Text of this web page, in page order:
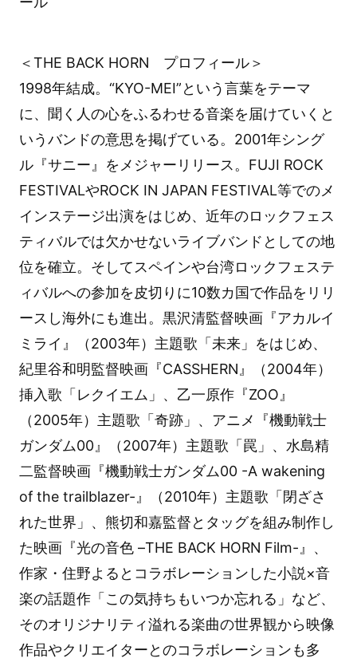
＜THE BACK HORN プロフィール＞
1998年結成。“KYO-MEI”という言葉をテーマ
に、聞く人の心をふるわせる音楽を届けていくと
いうバンドの意思を掲げている。2001年シング
ル『サニー』をメジャーリリース。FUJI ROCK
FESTIVALやROCK IN JAPAN FESTIVAL等でのメ
インステージ出演をはじめ、近年のロックフェス
ティバルでは欠かせないライブバンドとしての地
位を確立。そしてスペインや台湾ロックフェステ
ィバルへの参加を皮切りに10数カ国で作品をリリ
ースし海外にも進出。黒沢清監督映画『アカルイ
ミライ』（2003年）主題歌「未来」をはじめ、
紀里谷和明監督映画『CASSHERN』（2004年）
挿入歌「レクイエム」、乙一原作『ZOO』
（2005年）主題歌「奇跡」、アニメ『機動戦士
ガンダム00』（2007年）主題歌「罠」、水島精
二監督映画『機動戦士ガンダム00 -A wakening
of the trailblazer-』（2010年）主題歌「閉ざさ
れた世界」、熊切和嘉監督とタッグを組み制作し
た映画『光の音色 –THE BACK HORN Film-』、
作家・住野よるとコラボレーションした小説×音
楽の話題作「この気持ちもいつか忘れる」など、
そのオリジナリティ溢れる楽曲の世界観から映像
作品やクリエイターとのコラボレーションも多